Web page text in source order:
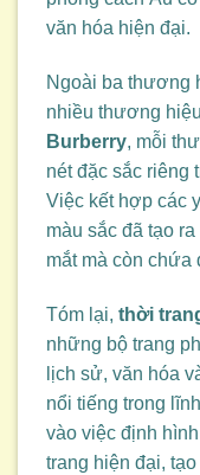
văn hóa hiện đại.
Ngoài ba thương
nhiều thương
Burberry, mỗi
nét đặc sắc riêng
Việc kết hợp các
màu sắc đã tạo
mắt mà còn chứa
Tóm lại, thời
những bộ trang
lịch sử, văn hóa
nổi tiếng trong
vào việc định
trang hiện đại,